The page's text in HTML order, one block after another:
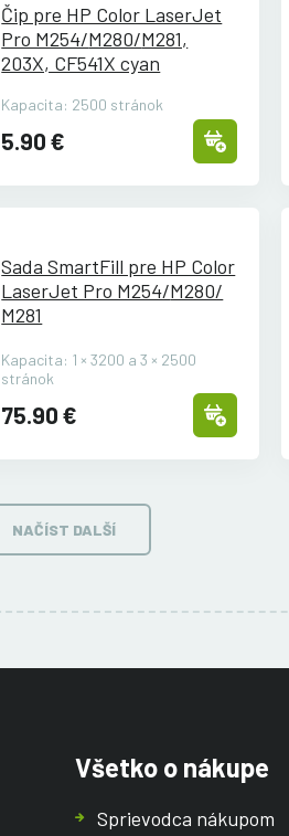
Čip pre HP Color LaserJet
Pro M254/M280/M281,
203X, CF541X cyan
Kapacita: 2500 stránok
5.90 €
Sada SmartFill pre HP Color
LaserJet Pro M254/M280/
M281
Kapacita: 1 × 3200 a 3 × 2500
stránok
75.90 €
NAČÍST DALŠÍ
Všetko o nákupe
Sprievodca nákupom